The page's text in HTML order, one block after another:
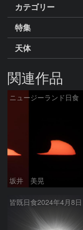
カテゴリー
特集
天体
関連作品
ニュージーランド日食
坂井 美晃